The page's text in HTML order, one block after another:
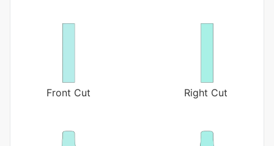
Front Cut Right Cut